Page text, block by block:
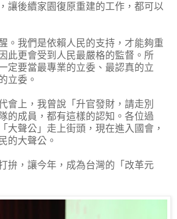
讓後續家園復原重建的工作，都可以
。我們是依賴人民的支持，才能夠重
此更會受到人民最嚴格的監督。所
定要當最專業的立委、最認真的立
立委。
會上，我曾說「升官發財，請走別
的成員，都有這樣的認知。各位過
大聲公」走上街頭，現在進入國會，
的大聲公。
拚，讓今年，成為台灣的「改革元